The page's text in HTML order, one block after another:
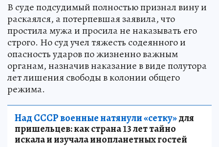
В суде подсудимый полностью признал вину и
раскаялся, а потерпевшая заявила, что
простила мужа и просила не наказывать его
строго. Но суд учел тяжесть содеянного и
опасность ударов по жизненно важным
органам, назначив наказание в виде полутора
лет лишения свободы в колонии общего
режима.
Над СССР военные натянули «сетку»для
пришельцев: как страна 13 лет тайно
искала и изучала инопланетных гостей